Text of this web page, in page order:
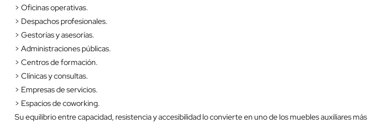
> Oficinas operativas.
> Despachos profesionales.
> Gestorías y asesorías.
> Administraciones públicas.
> Centros de formación.
> Clínicas y consultas.
> Empresas de servicios.
> Espacios de coworking.
Su equilibrio entre capacidad, resistencia y accesibilidad lo convierte en uno de los muebles auxiliares